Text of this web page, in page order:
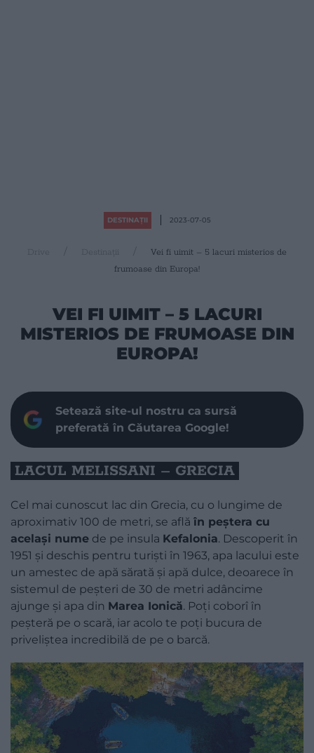
DESTINAȚII 2023-07-05
Drive
Vei fi uimit – 5 lacuri misterios de
frumoase din Europa!
VEI FI UIMIT – 5 LACURI
MISTERIOS DE FRUMOASE DIN
EUROPA!
Setează site-ul nostru ca sursă
preferată în Căutarea Google!
​LACUL MELISSANI – GRECIA
Cel mai cunoscut lac din Grecia, cu o lungime de
aproximativ 100 de metri, se află în peștera cu
același nume de pe insula Kefalonia. Descoperit în
1951 și deschis pentru turiști în 1963, apa lacului este
un amestec de apă sărată și apă dulce, deoarece în
sistemul de peșteri de 30 de metri adâncime
ajunge și apa din Marea Ionică. Poți coborî în
peșteră pe o scară, iar acolo te poți bucura de
priveliștea incredibilă de pe o barcă.